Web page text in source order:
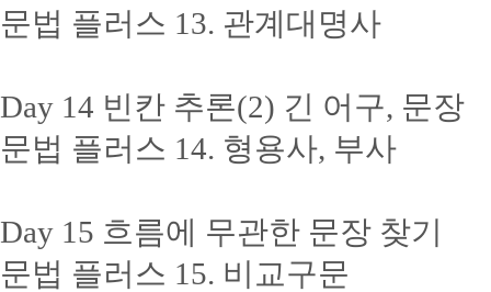
문법 플러스 13. 관계대명사
Day 14 빈칸 추론(2) 긴 어구, 문장
문법 플러스 14. 형용사, 부사
Day 15 흐름에 무관한 문장 찾기
문법 플러스 15. 비교구문